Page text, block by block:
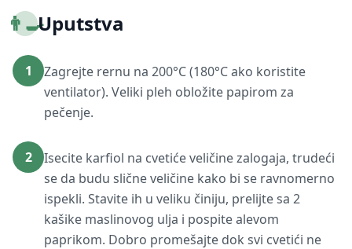
👨‍🍳Uputstva
1
Zagrejte rernu na 200°C (180°C ako koristite
ventilator). Veliki pleh obložite papirom za
pečenje.
2
Isecite karfiol na cvetiće veličine zalogaja, trudeći
se da budu slične veličine kako bi se ravnomerno
ispekli. Stavite ih u veliku činiju, prelijte sa 2
kašike maslinovog ulja i pospite alevom
paprikom. Dobro promešajte dok svi cvetići ne